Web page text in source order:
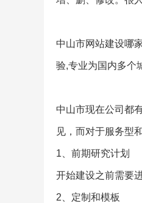
中山市网站建设哪
验,专业为国内多个
中山市现在公司都
见，而对于服务型
1、前期研究计划
开始建设之前需要
2、定制和模板